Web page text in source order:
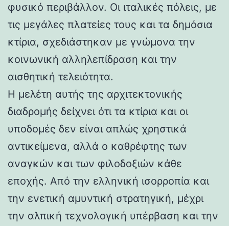
φυσικό περιβάλλον. Οι ιταλικές πόλεις, με
τις μεγάλες πλατείες τους και τα δημόσια
κτίρια, σχεδιάστηκαν με γνώμονα την
κοινωνική αλληλεπίδραση και την
αισθητική τελειότητα.
Η μελέτη αυτής της αρχιτεκτονικής
διαδρομής δείχνει ότι τα κτίρια και οι
υποδομές δεν είναι απλώς χρηστικά
αντικείμενα, αλλά ο καθρέφτης των
αναγκών και των φιλοδοξιών κάθε
εποχής. Από την ελληνική ισορροπία και
την ενετική αμυντική στρατηγική, μέχρι
την αλπική τεχνολογική υπέρβαση και την